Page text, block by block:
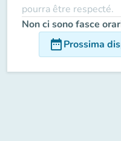
pourra être respecté.
Non ci sono fasce
date_rangeProssima